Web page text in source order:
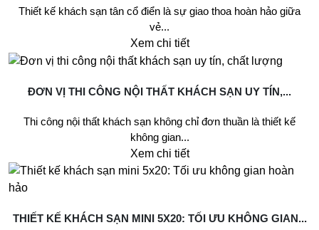
Thiết kế khách sạn tân cổ điển là sự giao thoa hoàn hảo giữa
vẻ...
Xem chi tiết
ĐƠN VỊ THI CÔNG NỘI THẤT KHÁCH SẠN UY TÍN,...
Thi công nội thất khách sạn không chỉ đơn thuần là thiết kế
không gian...
Xem chi tiết
THIẾT KẾ KHÁCH SẠN MINI 5X20: TỐI ƯU KHÔNG GIAN...